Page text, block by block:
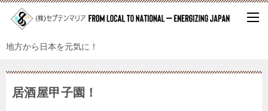
地方から日本を元気に！
居酒屋甲子園！